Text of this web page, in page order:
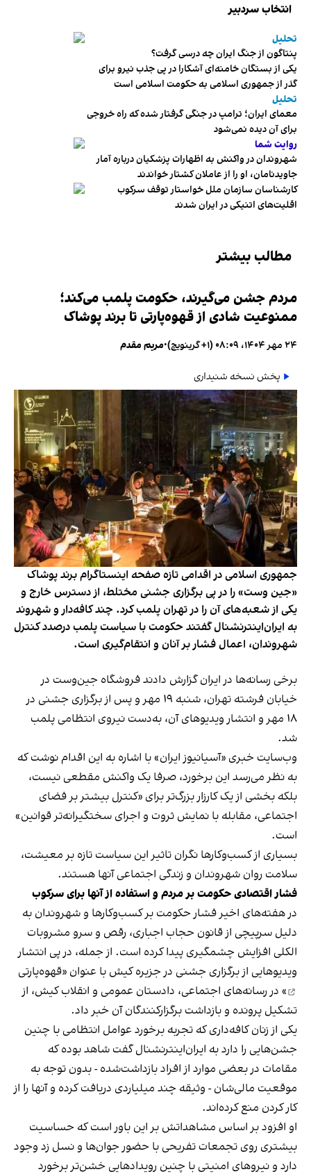
انتخاب سردبیر
تحلیل
پنتاگون از جنگ ایران چه درسی گرفت؟
یکی از بستگان خامنه‌ای آشکارا در پی جذب نیرو برای
گذر از جمهوری اسلامی به حکومت اسلامی است
تحلیل
معمای ایران؛ ترامپ در جنگی گرفتار شده که راه خروجی
برای آن دیده نمی‌شود
روایت شما
شهروندان در واکنش به اظهارات پزشکیان درباره آمار
جاویدنامان، او را از عاملان کشتار خواندند
کارشناسان سازمان ملل خواستار توقف سرکوب
اقلیت‌های اتنیکی در ایران شدند
مطالب بیشتر
مردم جشن می‌گیرند، حکومت پلمب می‌کند؛
ممنوعیت شادی از قهوه‌پارتی تا برند پوشاک
۲۴ مهر ۱۴۰۴، ۰۸:۰۹ (‎+۱ گرینویچ) •مریم مقدم
پخش نسخه شنیداری
جمهوری اسلامی در اقدامی تازه صفحه اینستاگرام برند پوشاک
«جین وست» را در پی برگزاری جشنی مختلط، از دسترس خارج و
یکی از شعبه‌های آن را در تهران پلمب کرد. چند کافه‌‌دار و شهروند
به ایران‌اینترنشنال گفتند حکومت با سیاست پلمب درصدد کنترل
شهروندان، اعمال فشار بر آنان و انتقام‌گیری است.
برخی رسانه‌ها در ایران گزارش دادند فروشگاه جین‌وست در
خیابان فرشته تهران، شنبه ۱۹ مهر و پس از برگزاری جشنی در
۱۸ مهر و انتشار ویدیوهای آن، به‌دست نیروی انتظامی پلمب
شد.
وب‌سایت خبری «آسیانیوز ایران» با اشاره به این اقدام نوشت که
به نظر می‌رسد این برخورد، صرفا یک واکنش مقطعی نیست،
بلکه بخشی از یک کارزار بزرگ‌تر برای «کنترل بیشتر بر فضای
اجتماعی، مقابله با نمایش ثروت و اجرای سختگیرانه‌تر قوانین»
است.
بسیاری از کسب‌وکارها نگران تاثیر این سیاست‌ تازه بر معیشت،
سلامت روان شهروندان و زندگی اجتماعی آنها هستند.
فشار اقتصادی حکومت بر مردم و استفاده از آنها برای سرکوب
در هفته‌های اخیر فشار حکومت بر کسب‌وکارها و شهروندان به
دلیل سرپیچی از قانون حجاب اجباری، رقص و سرو مشروبات
الکلی افزایش چشمگیری پیدا کرده است. از جمله، در پی انتشار
ویدیوهایی از برگزاری جشنی در جزیره کیش با عنوان «قهوه‌پارتی
» در رسانه‌های اجتماعی، دادستان عمومی و انقلاب کیش، از
تشکیل پرونده و بازداشت برگزارکنندگان آن خبر داد.
یکی از زنان کافه‌داری که تجربه برخورد عوامل انتظامی با چنین
جشن‌هایی را دارد به ایران‌اینترنشنال گفت شاهد بوده که
مقامات در بعضی موارد از افراد بازداشت‌‌شده - بدون توجه به
موقعیت مالی‌شان - وثیقه چند میلیاردی دریافت کرده و آنها را از
کار کردن منع کرده‌اند.
او افزود بر اساس مشاهداتش بر این باور است که حساسیت
بیشتری روی تجمعات تفریحی با حضور جوان‌ها و نسل زد وجود
دارد و نیروهای امنیتی با چنین رویدادهایی خشن‌تر برخورد